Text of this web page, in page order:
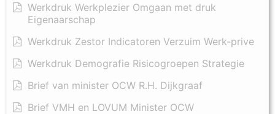
Werkdruk Werkplezier Omgaan met druk
Eigenaarschap
Werkdruk Zestor Indicatoren Verzuim Werk-prive
Werkdruk Demografie Risicogroepen Strategie
Brief van minister OCW R.H. Dijkgraaf
Brief VMH en LOVUM Minister OCW